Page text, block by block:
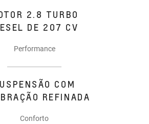
2.8 TURBO
DE 207 CV
Performance
COM
REFINADA
Conforto